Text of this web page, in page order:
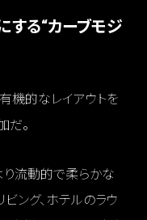
する“カーブモジ
機的なレイアウトを
だ。
り流動的で柔らかな
ング、ホテルのラウ